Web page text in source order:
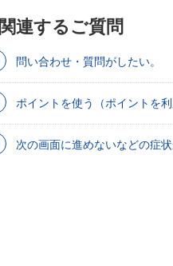
関連するご質問
問い合わせ・質問がしたい。
ポイントを使う（ポイントを
次の画面に進めないなどの症